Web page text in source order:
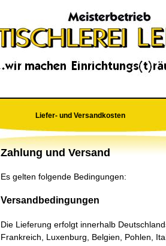
Liefer- und Versandkosten
Zahlung und Versand
Es gelten folgende Bedingungen:
Versandbedingungen
Die Lieferung erfolgt innerhalb
Frankreich, Luxenburg, Belgien, Pohlen,